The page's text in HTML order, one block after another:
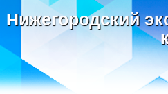
Нижегородский